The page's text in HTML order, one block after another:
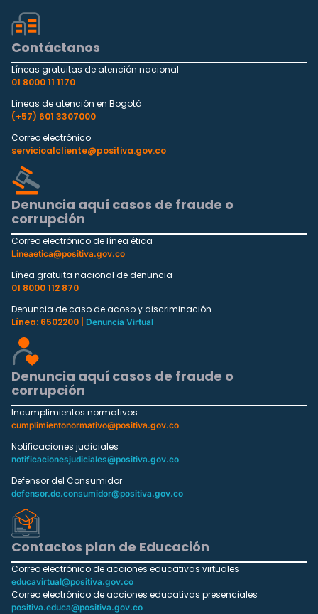
Contáctanos
Líneas gratuitas de atención nacional
01 8000 11 1170
Líneas de atención en Bogotá
(+57) 601 3307000
Correo electrónico
servicioalcliente@positiva.gov.co
Denuncia aquí casos de fraude o
corrupción
Correo electrónico de línea ética
Lineaetica@positiva.gov.co
Línea gratuita nacional de denuncia
01 8000 112 870
Denuncia de caso de acoso y discriminación
Línea: 6502200 |
Denuncia Virtual
Denuncia aquí casos de fraude o
corrupción
Incumplimientos normativos
cumplimientonormativo@positiva.gov.co
Notificaciones judiciales
notificacionesjudiciales@positiva.gov.co
Defensor del Consumidor
defensor.de.consumidor@positiva.gov.co
Contactos plan de Educación
Correo electrónico de acciones educativas virtuales
educavirtual@positiva.gov.co
Correo electrónico de acciones educativas presenciales
positiva.educa@positiva.gov.co